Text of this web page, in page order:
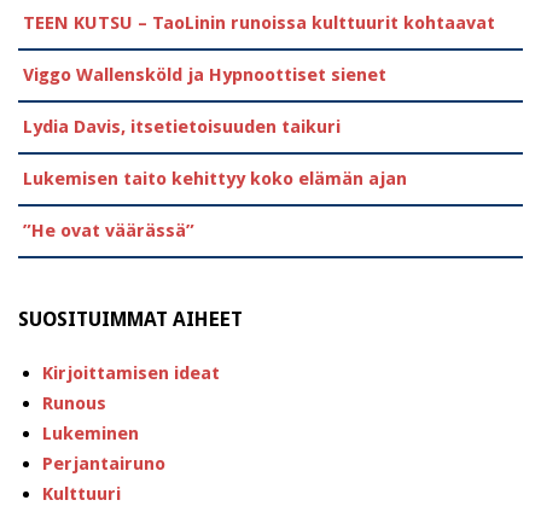
TEEN KUTSU – TaoLinin runoissa kulttuurit kohtaavat
Viggo Wallensköld ja Hypnoottiset sienet
Lydia Davis, itsetietoisuuden taikuri
Lukemisen taito kehittyy koko elämän ajan
”He ovat väärässä”
SUOSITUIMMAT AIHEET
Kirjoittamisen ideat
Runous
Lukeminen
Perjantairuno
Kulttuuri